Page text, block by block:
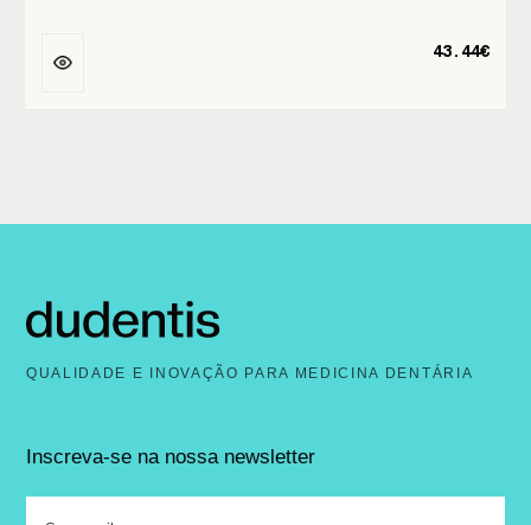
43.44€
QUALIDADE E INOVAÇÃO PARA MEDICINA DENTÁRIA
Inscreva-se na nossa newsletter